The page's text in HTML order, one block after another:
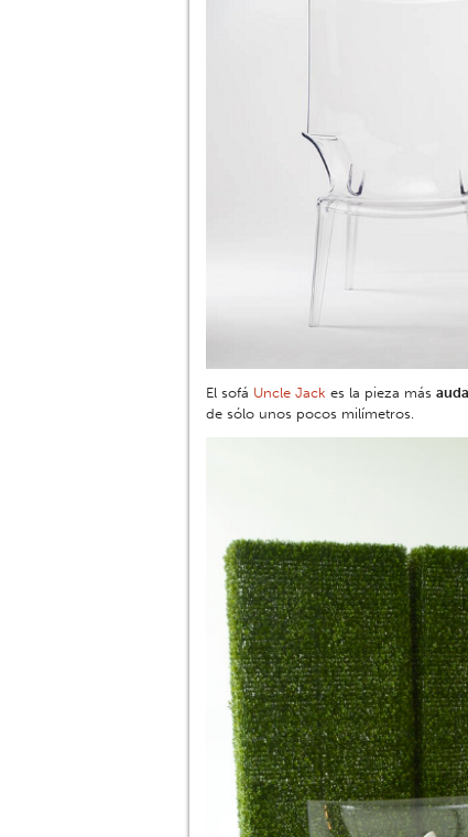
El sofá Uncle Jack es la pieza más
de sólo unos pocos milímetros.